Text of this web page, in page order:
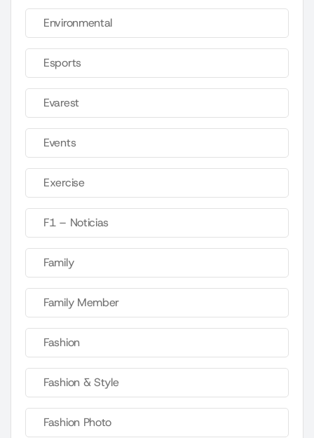
Environmental
Esports
Evarest
Events
Exercise
F1 – Noticias
Family
Family Member
Fashion
Fashion & Style
Fashion Photo